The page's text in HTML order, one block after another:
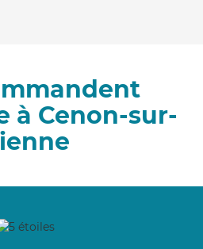
à Cenon-sur-